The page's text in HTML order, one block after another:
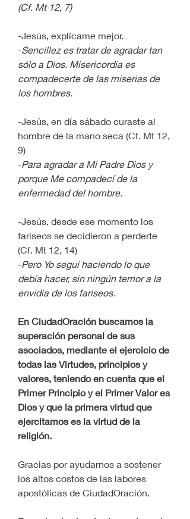
(Cf. Mt 12, 7)
-Jesús, explícame mejor.
-Sencillez es tratar de agradar tan
sólo a Dios. Misericordia es
compadecerte de las miserias de
los hombres.
-Jesús, en día sábado curaste al
hombre de la mano seca (Cf. Mt 12,
9)
-Para agradar a Mi Padre Dios y
porque Me compadecí de la
enfermedad del hombre.
-Jesús, desde ese momento los
fariseos se decidieron a perderte
(Cf. Mt 12, 14)
-Pero Yo seguí haciendo lo que
debía hacer, sin ningún temor a la
envidia de los fariseos.
En CiudadOración buscamos la
superación personal de sus
asociados, mediante el ejercicio de
todas las Virtudes, principios y
valores, teniendo en cuenta que el
Primer Principio y el Primer Valor es
Dios y que la primera virtud que
ejercitamos es la virtud de la
religión.
Gracias por ayudarnos a sostener
los altos costos de las labores
apostólicas de CiudadOración.